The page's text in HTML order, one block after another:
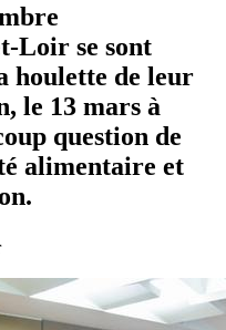
Loir se sont
houlette de leur
le 13 mars à
question de
alimentaire et